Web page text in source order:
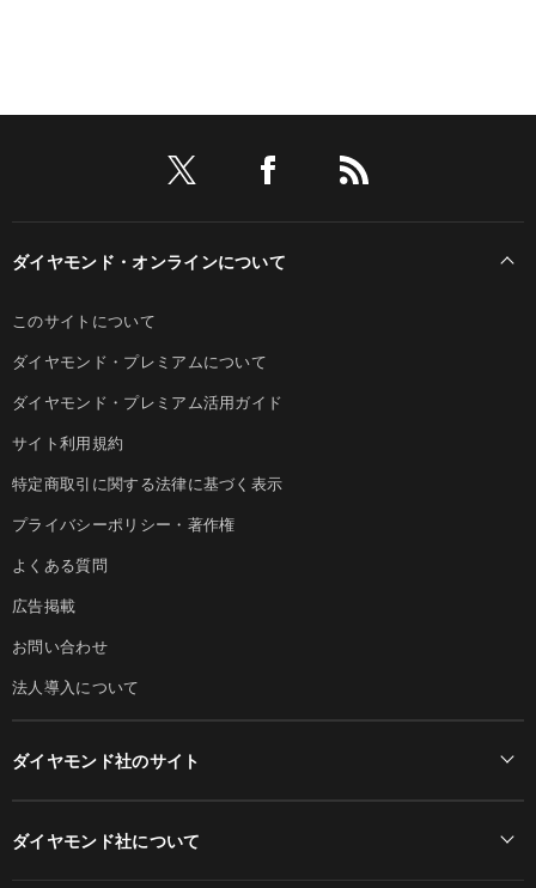
ダイヤモンド・オンラインについて
このサイトについて
ダイヤモンド・プレミアムについて
ダイヤモンド・プレミアム活用ガイド
サイト利用規約
特定商取引に関する法律に基づく表示
プライバシーポリシー・著作権
よくある質問
広告掲載
お問い合わせ
法人導入について
ダイヤモンド社のサイト
ダイヤモンド社について